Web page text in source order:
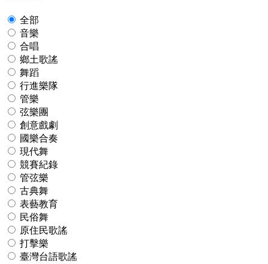
全部
音樂
合唱
鄉土歌謠
舞蹈
行進樂隊
管樂
弦樂團
創意戲劇
國樂合奏
現代舞
競賽紀錄
管弦樂
古典舞
表藝教育
民俗舞
原住民歌謠
打擊樂
臺灣台語歌謠